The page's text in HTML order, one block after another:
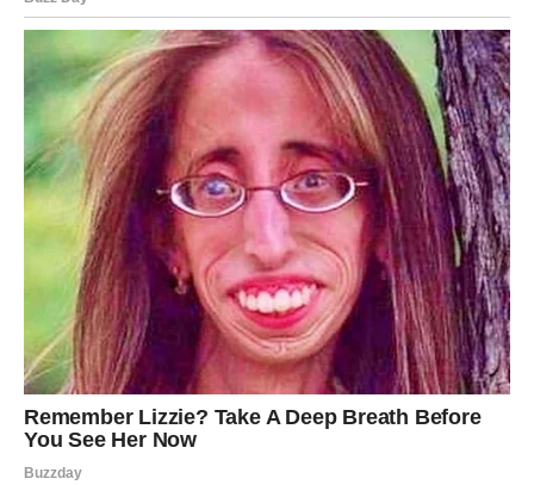
Ako ste čekali pravdu – danas dobijate znak da se stvari
pomeraju.
Petak 13. nije dan gubitka za vas – već dan stabilizacije.
VEČE DONOSI OLAKŠANJE
U večernjim satima možete osetiti mir i sigurnost. Kao da
shvatate da ste konačno na pravom mestu – ili da se
krećete ka njemu.
Možda neće sve biti rešeno danas, ali osećaj kontrole i
unutrašnje ravnoteže se vraća.